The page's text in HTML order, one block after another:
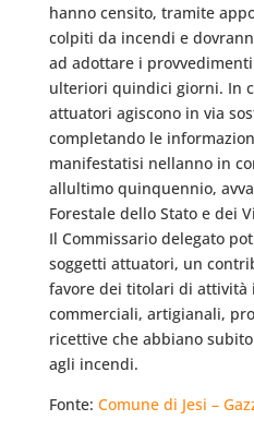
hanno censito, tramite
colpiti da incendi e
ad adottare i
ulteriori quindici giorni. In
attuatori agiscono in via
completando le
manifestatisi nellanno in
allultimo quinquennio,
Forestale dello Stato e dei
Il Commissario delegato
soggetti attuatori, un
favore dei titolari di attività
commerciali, artigianali,
ricettive che abbiano
agli incendi.
Fonte: Comune di Jesi –